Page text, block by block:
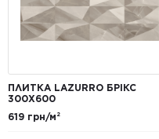
ПЛИТКА LAZURRO БРІКС
300Х600
619 грн/м²